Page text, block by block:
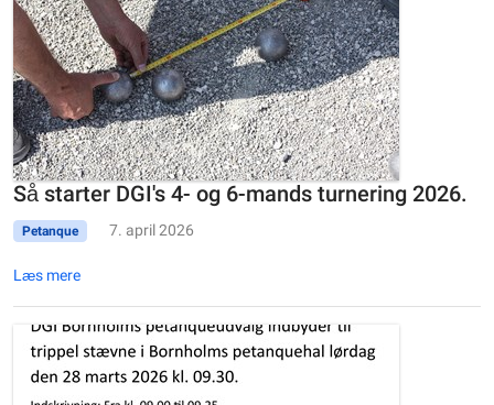
Så starter DGI's 4- og 6-mands turnering 2026.
Petanque 7. april 2026
Læs mere